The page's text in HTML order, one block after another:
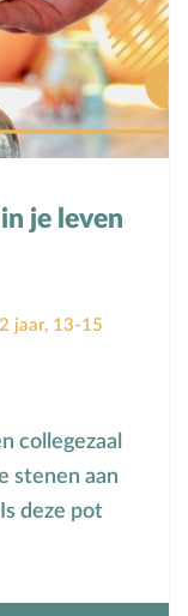
je leven
jaar, 13-15
collegezaal
stenen aan
deze pot